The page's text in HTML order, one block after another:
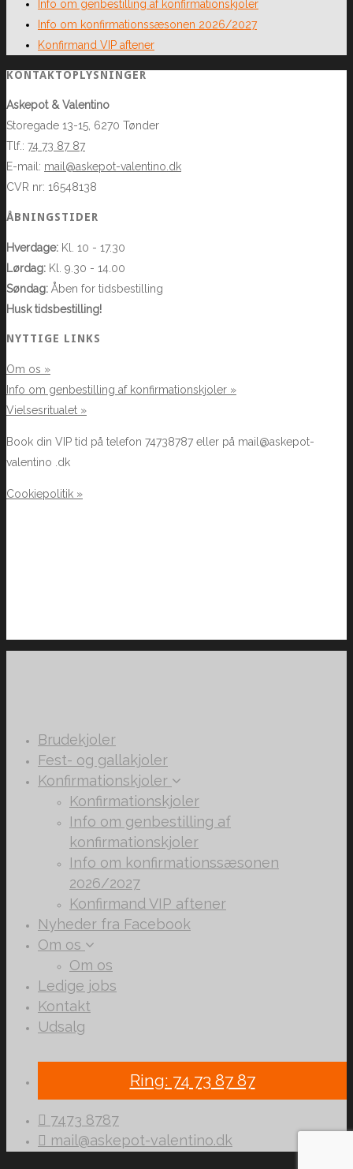
Info om genbestilling af konfirmationskjoler
Info om konfirmationssæsonen 2026/2027
Konfirmand VIP aftener
KONTAKTOPLYSNINGER
Askepot & Valentino
Storegade 13-15, 6270 Tønder
Tlf.: 74 73 87 87
E-mail: mail@askepot-valentino.dk
CVR nr: 16548138
ÅBNINGSTIDER
Hverdage: Kl. 10 - 17.30
Lørdag: Kl. 9.30 - 14.00
Søndag: Åben for tidsbestilling
Husk tidsbestilling!
NYTTIGE LINKS
Om os »
Info om genbestilling af konfirmationskjoler »
Vielsesritualet »
Book din VIP tid på telefon 74738787 eller på mail@askepot-
valentino .dk
Cookiepolitik »
Brudekjoler
Fest- og gallakjoler
Konfirmationskjoler
Konfirmationskjoler
Info om genbestilling af
konfirmationskjoler
Info om konfirmationssæsonen
2026/2027
Konfirmand VIP aftener
Nyheder fra Facebook
Om os
Om os
Ledige jobs
Kontakt
Udsalg
Ring: 74 73 87 87
7473 8787
mail@askepot-valentino.dk